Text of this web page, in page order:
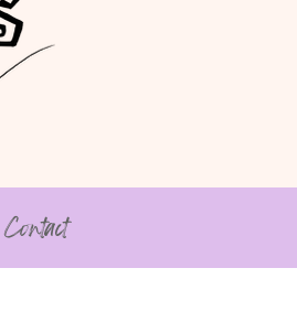
Contact